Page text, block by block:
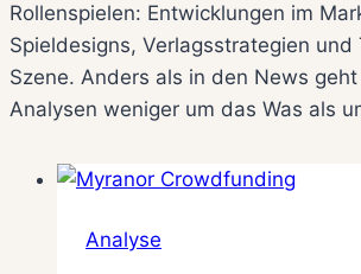
Rollenspielen: Entwicklungen im
Spieldesigns, Verlagsstrategien und
Szene. Anders als in den News
Analysen weniger um das Was als
Analyse